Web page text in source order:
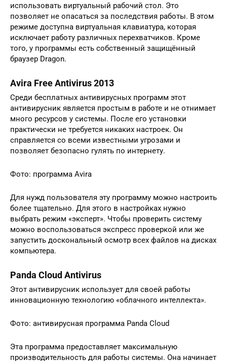
использовать виртуальный рабочий стол. Это
позволяет не опасаться за последствия работы. В этом
режиме доступна виртуальная клавиатура, которая
исключает работу различных перехватчиков. Кроме
того, у программы есть собственный защищённый
браузер Dragon.
Avira Free Antivirus 2013
Среди бесплатных антивирусных программ этот
антивирусник является простым в работе и не отнимает
много ресурсов у системы. После его установки
практически не требуется никаких настроек. Он
справляется со всеми известными угрозами и
позволяет безопасно гулять по интернету.
Фото: программа Avira
Для нужд пользователя эту программу можно настроить
более тщательно. Для этого в настройках нужно
выбрать режим «эксперт». Чтобы проверить систему
можно воспользоваться экспресс проверкой или же
запустить доскональный осмотр всех файлов на дисках
компьютера.
Panda Cloud Antivirus
Этот антивирусник использует для своей работы
инновационную технологию «облачного интеллекта».
Фото: антивирусная программа Panda Cloud
Эта программа предоставляет максимальную
производительность для работы системы. Она начинает